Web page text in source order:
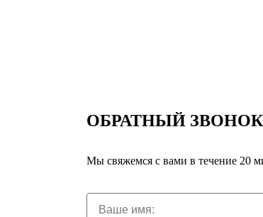
ОБРАТНЫЙ ЗВОНОК
Мы свяжемся с вами в течение 20